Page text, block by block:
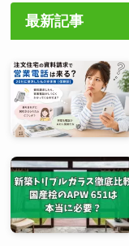
最新記事